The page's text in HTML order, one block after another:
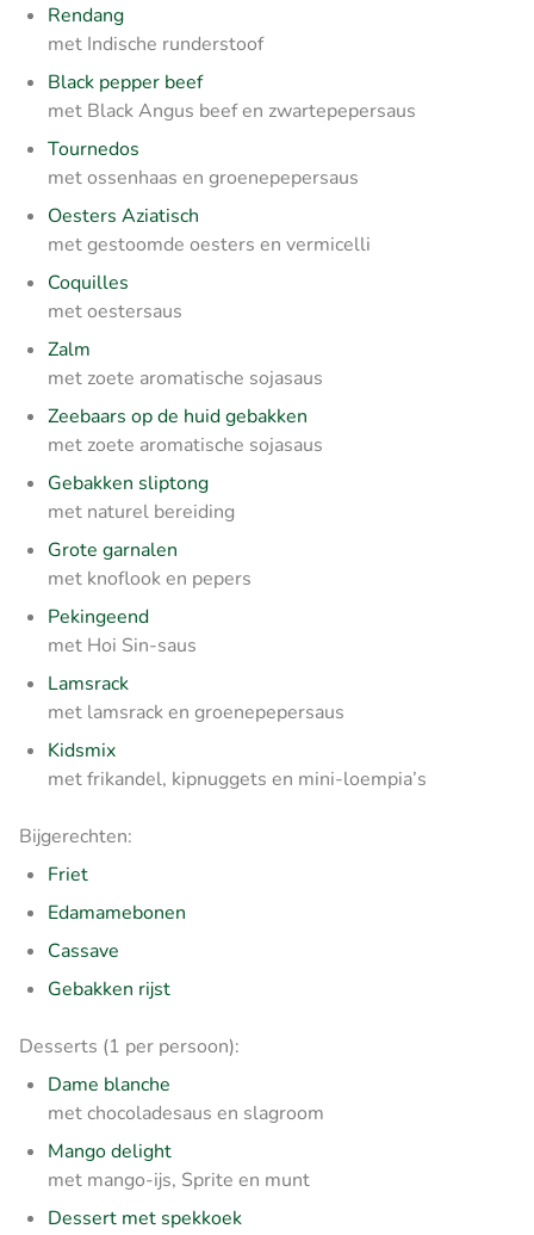
Rendang
met Indische runderstoof
Black pepper beef
met Black Angus beef en zwartepepersaus
Tournedos
met ossenhaas en groenepepersaus
Oesters Aziatisch
met gestoomde oesters en vermicelli
Coquilles
met oestersaus
Zalm
met zoete aromatische sojasaus
Zeebaars op de huid gebakken
met zoete aromatische sojasaus
Gebakken sliptong
met naturel bereiding
Grote garnalen
met knoflook en pepers
Pekingeend
met Hoi Sin-saus
Lamsrack
met lamsrack en groenepepersaus
Kidsmix
met frikandel, kipnuggets en mini-loempia’s
Bijgerechten:
Friet
Edamamebonen
Cassave
Gebakken rijst
Desserts (1 per persoon):
Dame blanche
met chocoladesaus en slagroom
Mango delight
met mango-ijs, Sprite en munt
Dessert met spekkoek